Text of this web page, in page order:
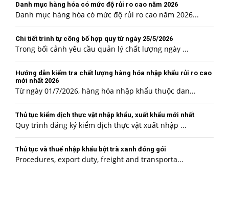
Danh mục hàng hóa có mức độ rủi ro cao năm 2026
Danh mục hàng hóa có mức độ rủi ro cao năm 2026...
Chi tiết trình tự công bố hợp quy từ ngày 25/5/2026
Trong bối cảnh yêu cầu quản lý chất lượng ngày ...
Hướng dẫn kiểm tra chất lượng hàng hóa nhập khẩu rủi ro cao
mới nhất 2026
Từ ngày 01/7/2026, hàng hóa nhập khẩu thuộc dan...
Thủ tục kiểm dịch thực vật nhập khẩu, xuất khẩu mới nhất
Quy trình đăng ký kiểm dịch thực vật xuất nhập ...
Thủ tục và thuế nhập khẩu bột trà xanh đóng gói
Procedures, export duty, freight and transporta...